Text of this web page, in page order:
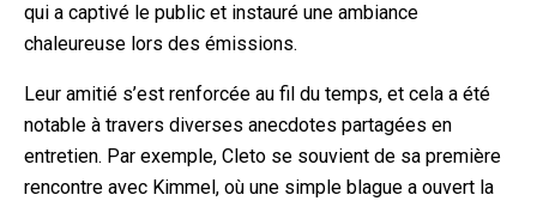
qui a captivé le public et instauré une ambiance
chaleureuse lors des émissions.
Leur amitié s’est renforcée au fil du temps, et cela a été
notable à travers diverses anecdotes partagées en
entretien. Par exemple, Cleto se souvient de sa première
rencontre avec Kimmel, où une simple blague a ouvert la